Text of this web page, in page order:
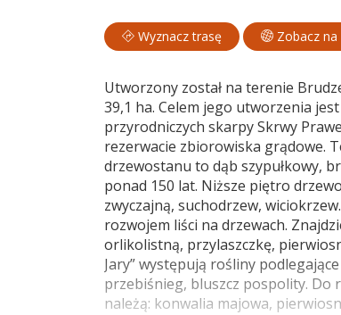
Wyznacz trasę Zobacz na
Utworzony został na terenie
39,1 ha. Celem jego utworzenia
przyrodniczych skarpy Skrwy
rezerwacie zbiorowiska grądowe.
drzewostanu to dąb szypułkowy,
ponad 150 lat. Niższe piętro
zwyczajną, suchodrzew,
rozwojem liści na drzewach.
orlikolistną, przylaszczkę,
Jary” występują rośliny
przebiśnieg, bluszcz pospolity. Do
należą: konwalia majowa,